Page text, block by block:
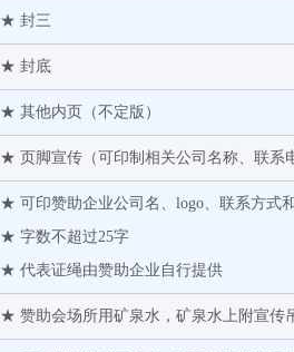
★ 封三
★ 封底
★ 其他内页（不定版）
★ 页脚宣传（可印制相关公司名称、联系
★ 可印赞助企业公司名、logo、联系方式
★ 字数不超过25字
★ 代表证绳由赞助企业自行提供
★ 赞助会场所用矿泉水，矿泉水上附宣传